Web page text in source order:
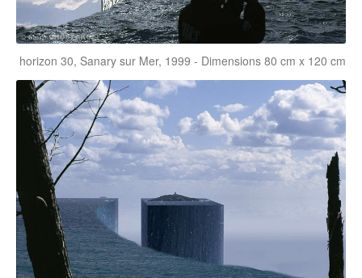
horizon 30, Sanary sur Mer, 1999 - Dimensions 80 cm x 120 cm